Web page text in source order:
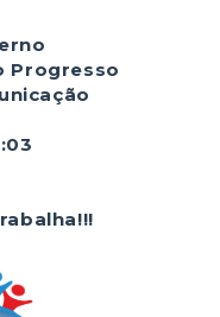
Progresso